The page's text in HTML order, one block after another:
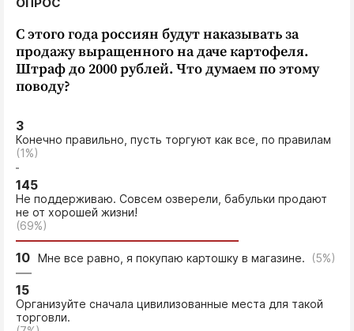
С этого года россиян будут наказывать за
продажу выращенного на даче картофеля.
Штраф до 2000 рублей. Что думаем по этому
поводу?
3
Конечно правильно, пусть торгуют как все, по правилам
(1%)
145
Не поддерживаю. Совсем озверели, бабульки продают
не от хорошей жизни!
(69%)
10 Мне все равно, я покупаю картошку в магазине. (5%)
15
Организуйте сначала цивилизованные места для такой
торговли.